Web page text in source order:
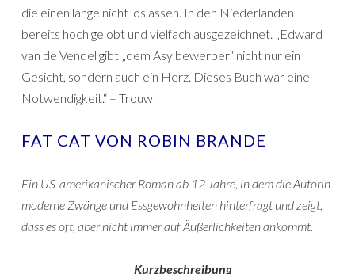
die einen lange nicht loslassen. In den Niederlanden
bereits hoch gelobt und vielfach ausgezeichnet. „Edward
van de Vendel gibt „dem Asylbewerber“ nicht nur ein
Gesicht, sondern auch ein Herz. Dieses Buch war eine
Notwendigkeit.“ – Trouw
FAT CAT VON ROBIN BRANDE
Ein US-amerikanischer Roman ab 12 Jahre, in dem die Autorin
moderne Zwänge und Essgewohnheiten hinterfragt und zeigt,
dass es oft, aber nicht immer auf Äußerlichkeiten ankommt.
Kurzbeschreibung